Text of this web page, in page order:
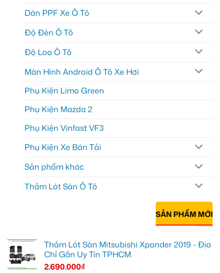
Dán PPF Xe Ô Tô
Độ Đèn Ô Tô
Độ Loa Ô Tô
Màn Hình Android Ô Tô Xe Hơi
Phụ Kiện Limo Green
Phụ Kiện Mazda 2
Phụ Kiện Vinfast VF3
Phụ Kiện Xe Bán Tải
Sản phẩm khác
Thảm Lót Sàn Ô Tô
SẢN PHẨM MỚI
Thảm Lót Sàn Mitsubishi Xpander 2019 - Địa
Chỉ Gắn Uy Tín TPHCM
2.690.000₫